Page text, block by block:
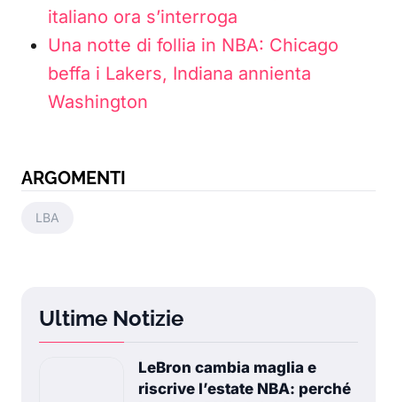
italiano ora s’interroga
Una notte di follia in NBA: Chicago
beffa i Lakers, Indiana annienta
Washington
ARGOMENTI
LBA
Ultime Notizie
LeBron cambia maglia e
riscrive l’estate NBA: perché